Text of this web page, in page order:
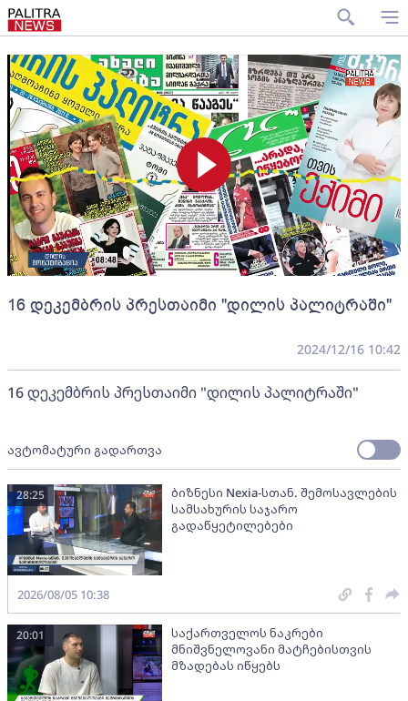
16 დეკემბრის პრესთაიმი "დილის პალიტრაში"
2024/12/16 10:42
16 დეკემბრის პრესთაიმი "დილის პალიტრაში"
ავტომატური გადართვა
ბიზნესი Nexia-სთან. შემოსავლების
სამსახურის საჯარო
გადაწყეტილებები
28:25
2026/08/05 10:38
საქართველოს ნაკრები
მნიშვნელოვანი მატჩებისთვის
მზადებას იწყებს
20:01